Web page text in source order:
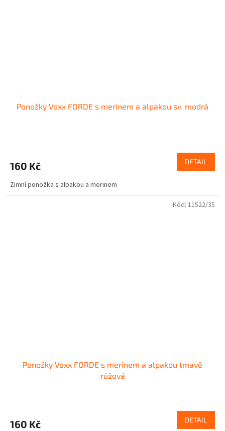
Ponožky Voxx FORDE s merinem a alpakou sv. modrá
160 Kč DETAIL
Zimní ponožka s alpakou a merinem
Ponožky Voxx FORDE s merinem a alpakou tmavě
růžová
160 Kč DETAIL
Kód: 11522/35